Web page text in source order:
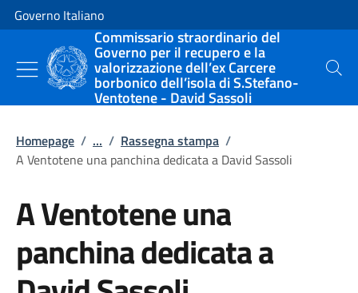
Vai al contenuto
Vai alla navigazione del sito
Governo Italiano
Commissario straordinario del
Governo per il recupero e la
valorizzazione dell’ex Carcere
borbonico dell’isola di S.Stefano-
Ventotene - David Sassoli
Cerca
Homepage / ... / Rassegna stampa /
A Ventotene una panchina dedicata a David Sassoli
A Ventotene una
panchina dedicata a